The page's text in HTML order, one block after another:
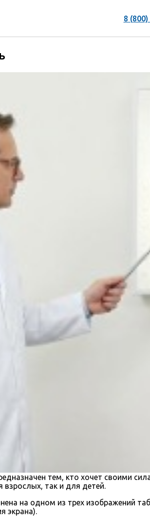
8
тем, кто хочет своими
так и для детей.
на одном из трех изображений
экрана).